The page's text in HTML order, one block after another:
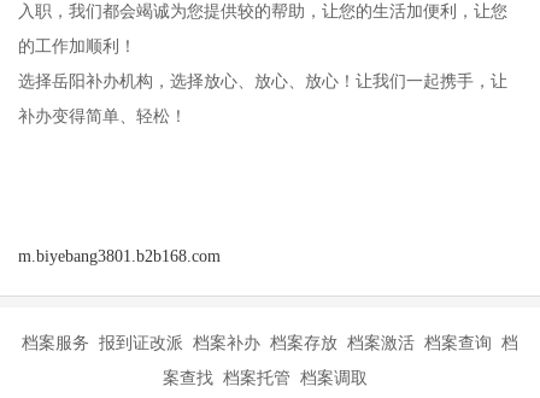
入职，我们都会竭诚为您提供较的帮助，让您的生活加便利，让您
的工作加顺利！
选择岳阳补办机构，选择放心、放心、放心！让我们一起携手，让
补办变得简单、轻松！
m.biyebang3801.b2b168.com
档案服务 报到证改派 档案补办 档案存放 档案激活 档案查询 档
案查找 档案托管 档案调取